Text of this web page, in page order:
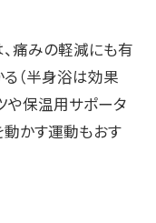
痛みの軽減にも有
（半身浴は効果
や保温用サポータ
かす運動もおす